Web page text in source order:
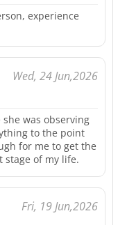
experience
Wed, 24 Jun,2026
was observing
to the point
for me to get the
stage of my life.
Fri, 19 Jun,2026